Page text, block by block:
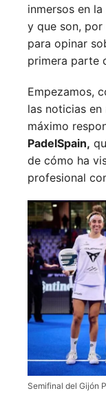
inmersos en
y que son,
para opinar
primera parte
Empezamos,
las noticias en
máximo
PadelSpain,
de cómo ha
profesional
Semifinal del Gijón